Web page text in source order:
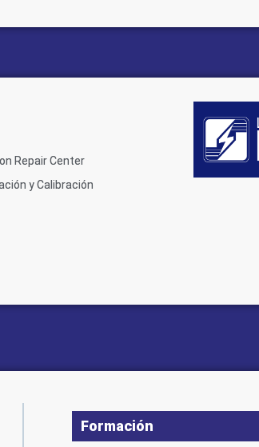
Repair Center
y Calibración
Formación